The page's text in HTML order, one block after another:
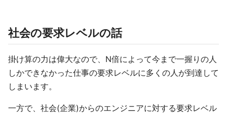
社会の要求レベルの話
掛け算の力は偉大なので、N倍によって今まで一握りの人
しかできなかった仕事の要求レベルに多くの人が到達して
しまいます。
一方で、社会(企業)からのエンジニアに対する要求レベル